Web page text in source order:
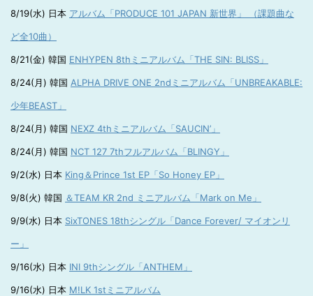
8/19(水) 日本 アルバム「PRODUCE 101 JAPAN 新世界」 （課題曲な
ど全10曲）
8/21(金) 韓国 ENHYPEN 8thミニアルバム「THE SIN: BLISS」
8/24(月) 韓国 ALPHA DRIVE ONE 2ndミニアルバム「UNBREAKABLE:
少年BEAST」
8/24(月) 韓国 NEXZ 4thミニアルバム「SAUCIN’」
8/24(月) 韓国 NCT 127 7thフルアルバム「BLINGY」
9/2(水) 日本 King＆Prince 1st EP「So Honey EP」
9/8(火) 韓国 ＆TEAM KR 2nd ミニアルバム「Mark on Me」
9/9(水) 日本 SixTONES 18thシングル「Dance Forever/ マイオンリ
ー」
9/16(水) 日本 INI 9thシングル「ANTHEM」
9/16(水) 日本 M!LK 1stミニアルバム